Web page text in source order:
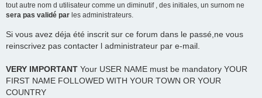
tout autre nom d utilisateur comme un diminutif , des initiales, un surnom ne
sera pas validé par les administrateurs.
Si vous avez déja été inscrit sur ce forum dans le passé,ne vous
reinscrivez pas contacter l administrateur par e-mail.
VERY IMPORTANT Your USER NAME must be mandatory YOUR
FIRST NAME FOLLOWED WITH YOUR TOWN OR YOUR
COUNTRY